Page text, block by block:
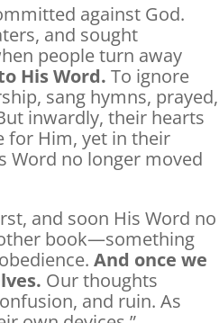
against God.
and sought
people turn away
His Word. To ignore
sang hymns, prayed,
inwardly, their hearts
for Him, yet in their
Word no longer moved
and soon His Word no
book—something
And once we
Our thoughts
and ruin. As